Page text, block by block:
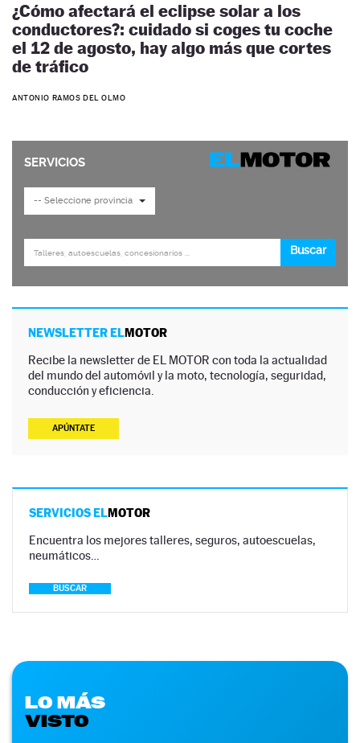
¿Cómo afectará el eclipse solar a los
conductores?: cuidado si coges tu coche
el 12 de agosto, hay algo más que cortes
de tráfico
ANTONIO RAMOS DEL OLMO
NEWSLETTER ELMOTOR
Recibe la newsletter de EL MOTOR con toda la actualidad
del mundo del automóvil y la moto, tecnología, seguridad,
conducción y eficiencia.
APÚNTATE
SERVICIOS ELMOTOR
Encuentra los mejores talleres, seguros, autoescuelas,
neumáticos…
BUSCAR
LO MÁS
VISTO